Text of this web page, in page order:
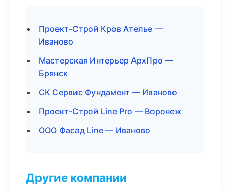
Проект-Строй Кров Ателье —
Иваново
Мастерская Интерьер АрхПро —
Брянск
СК Сервис Фундамент — Иваново
Проект-Строй Line Pro — Воронеж
ООО Фасад Line — Иваново
Другие компании